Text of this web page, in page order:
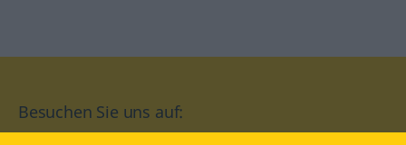
Besuchen Sie uns auf: